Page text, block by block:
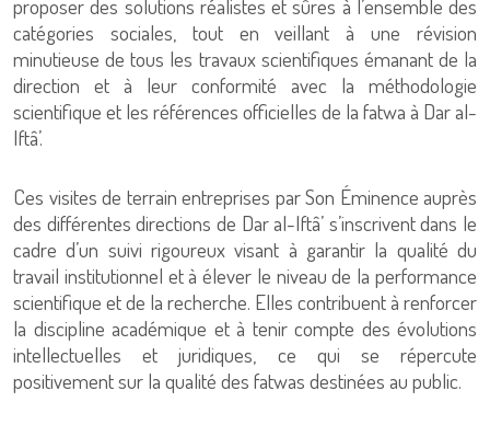
proposer des solutions réalistes et sûres à l’ensemble des
catégories sociales, tout en veillant à une révision
minutieuse de tous les travaux scientifiques émanant de la
direction et à leur conformité avec la méthodologie
scientifique et les références officielles de la fatwa à Dar al-
Iftâ’.
Ces visites de terrain entreprises par Son Éminence auprès
des différentes directions de Dar al-Iftâ’ s’inscrivent dans le
cadre d’un suivi rigoureux visant à garantir la qualité du
travail institutionnel et à élever le niveau de la performance
scientifique et de la recherche. Elles contribuent à renforcer
la discipline académique et à tenir compte des évolutions
intellectuelles et juridiques, ce qui se répercute
positivement sur la qualité des fatwas destinées au public.